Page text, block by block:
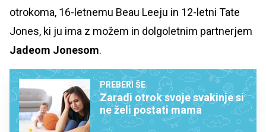
otrokoma, 16-letnemu Beau Leeju in 12-letni Tate
Jones, ki ju ima z možem in dolgoletnim partnerjem
Jadeom Jonesom.
PREBERI ŠE
Zaradi otrok svoje svakinje si
ne želi postati mama